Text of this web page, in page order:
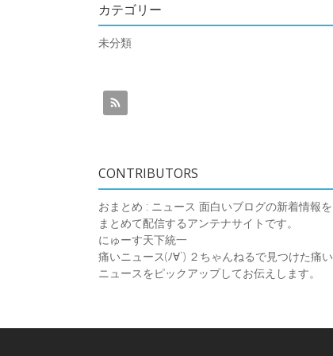
カテゴリー
未分類
CONTRIBUTORS
おまとめ : ニュース 面白いブログの新着情報を
まとめて配信するアンテナサイトです。
にゅーす天下統一
痛いニュース(ﾉ∀`) ２ちゃんねるで見つけた痛い
ニュースをピックアップしてお伝えします。